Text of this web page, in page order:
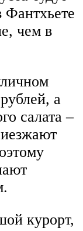
чем в
а
салата –
курорт,